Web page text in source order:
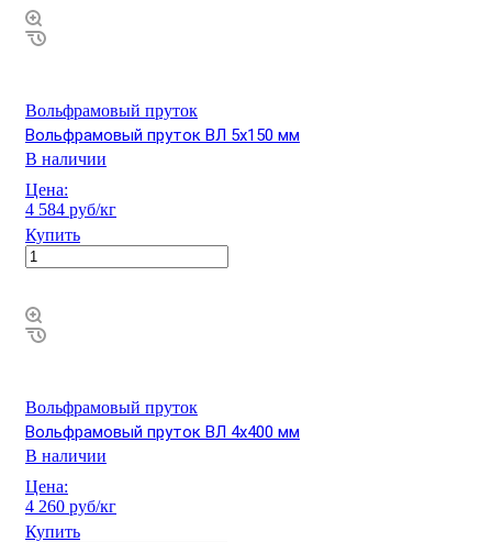
Вольфрамовый пруток
Вольфрамовый пруток ВЛ 5х150 мм
В наличии
Цена:
4 584 руб/кг
Купить
Вольфрамовый пруток
Вольфрамовый пруток ВЛ 4х400 мм
В наличии
Цена:
4 260 руб/кг
Купить